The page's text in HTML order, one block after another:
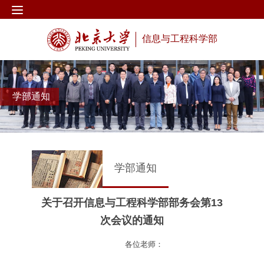
信息与工程科学部
学部通知
学部通知
关于召开信息与工程科学部部务会第13
次会议的通知
各位老师：